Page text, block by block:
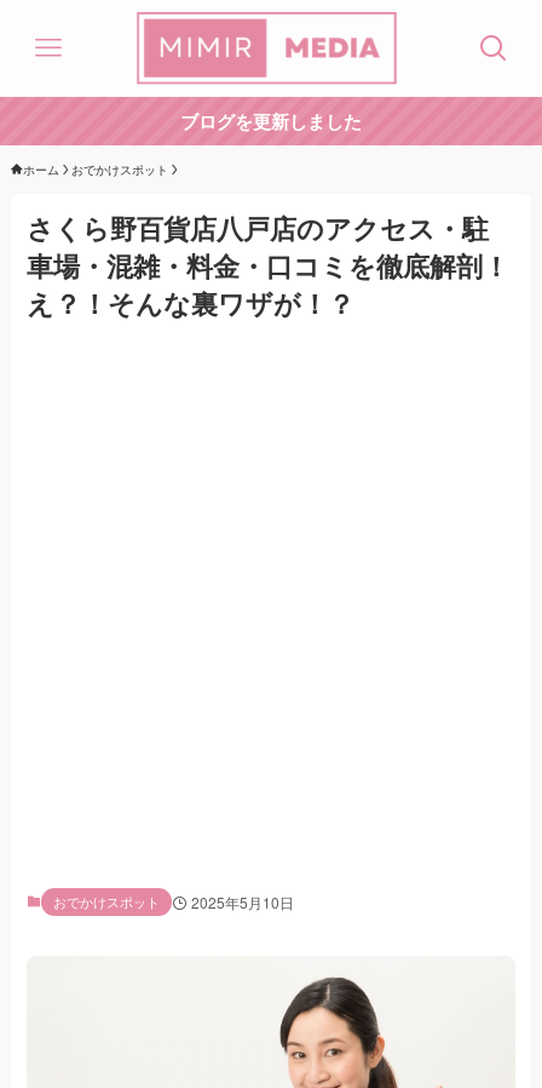
ブログを更新しました
ホーム おでかけスポット
さくら野百貨店八戸店のアクセス・駐
車場・混雑・料金・口コミを徹底解剖！
え？！そんな裏ワザが！？
おでかけスポット 2025年5月10日